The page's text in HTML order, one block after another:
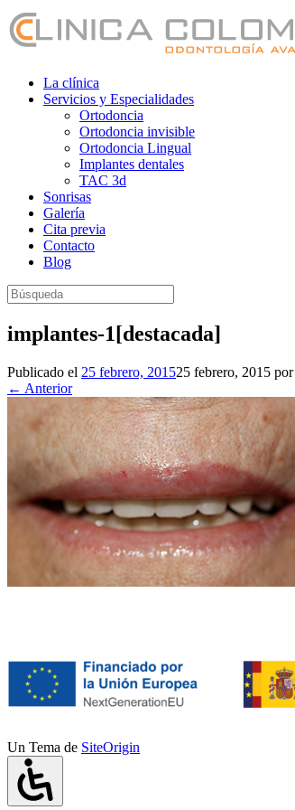
Saltar
al
contenido
La clínica
Servicios y Especialidades
Ortodoncia
Ortodoncia invisible
Ortodoncia Lingual
Implantes dentales
TAC 3d
Sonrisas
Galería
Cita previa
Contacto
Blog
Buscar:
implantes-1[destacada]
Publicado el 25 febrero, 201525 febrero, 2015 por
← Anterior
Un Tema de SiteOrigin